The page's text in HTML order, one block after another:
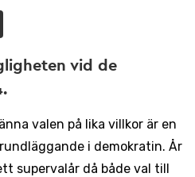
vid de
valen på lika villkor är en
i demokratin. År
supervalår då både val till